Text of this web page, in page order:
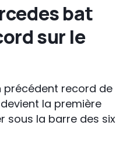
bat
sur le
précédent record de
la première
sous la barre des six